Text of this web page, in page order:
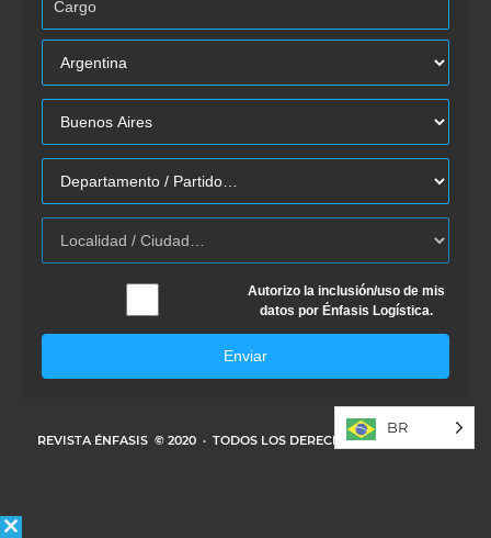
Autorizo la inclusión/uso de mis
datos por Énfasis Logística.
Enviar
REVISTA ÉNFASIS © 2020 · TODOS LOS DERECHOS RESERVADOS
BR